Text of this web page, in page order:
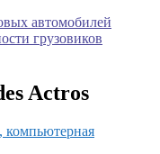
автомобилей
грузовиков
Actros